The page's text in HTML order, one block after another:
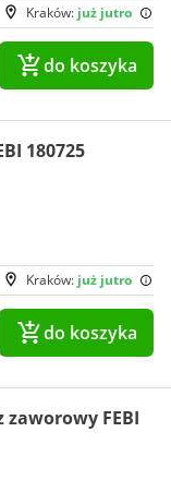
Kraków: już jutro
do koszyka
180725
Kraków: już jutro
do koszyka
FEBI